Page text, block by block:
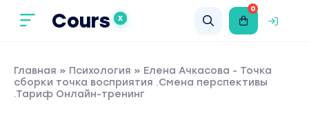
Cours X
0
Главная » Психология » Елена Ачкасова - Точка
сборки точка восприятия .Смена перспективы
.Тариф Онлайн-тренинг